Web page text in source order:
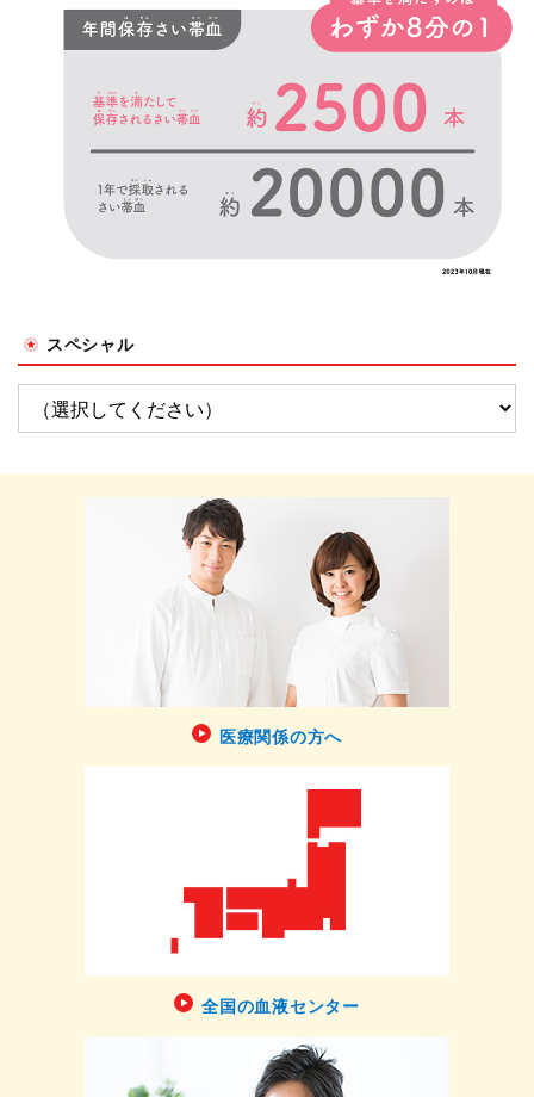
スペシャル
医療関係の方へ
全国の血液センター